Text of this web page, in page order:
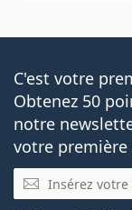
C'est votre
Obtenez 50
notre
votre
E-mail